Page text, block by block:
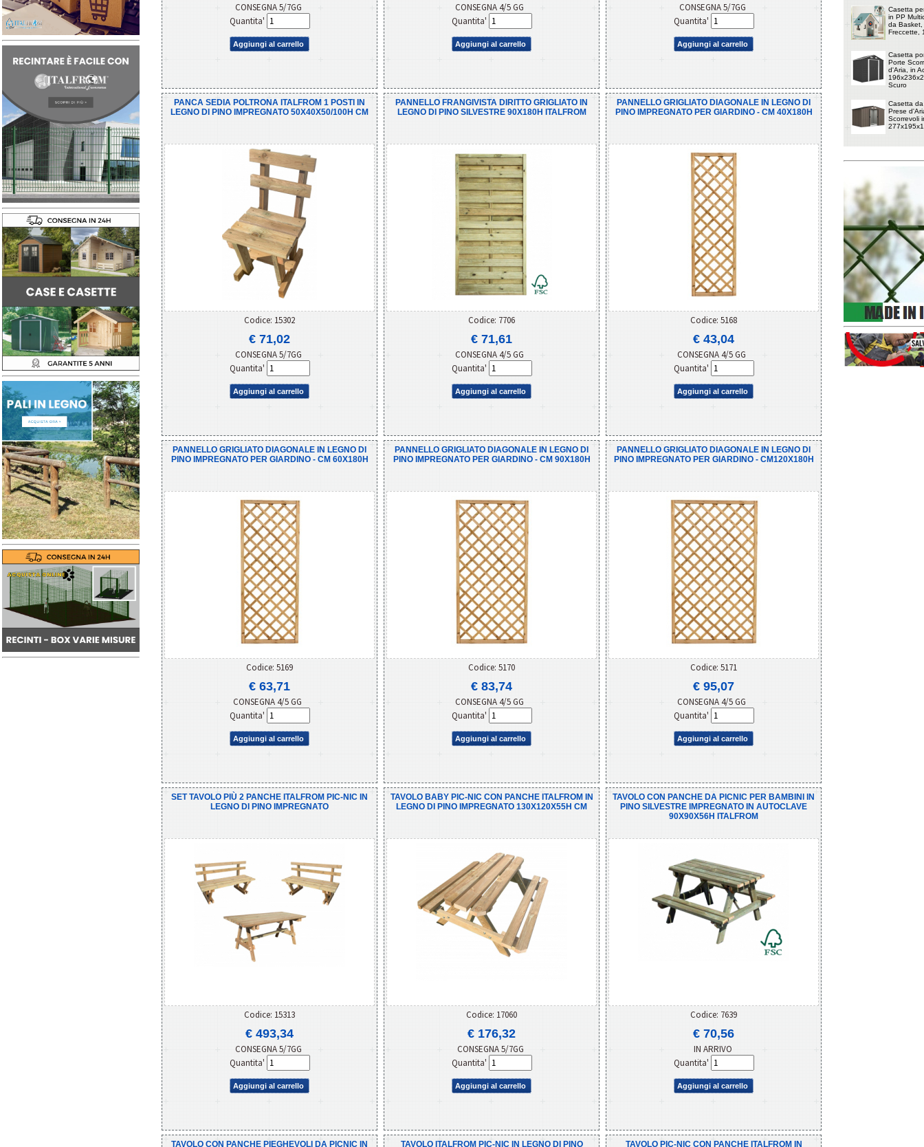
CONSEGNA 5/7GG
Quantita'
Aggiungi al carrello
CONSEGNA 4/5 GG
Quantita'
Aggiungi al carrello
CONSEGNA 5/7GG
Quantita'
Aggiungi al carrello
PANCA SEDIA POLTRONA ITALFROM 1 POSTI IN
LEGNO DI PINO IMPREGNATO 50X40X50/100H CM
Codice: 15302
€ 71,02
CONSEGNA 5/7GG
Quantita'
Aggiungi al carrello
PANNELLO FRANGIVISTA DIRITTO GRIGLIATO IN
LEGNO DI PINO SILVESTRE 90X180H ITALFROM
Codice: 7706
€ 71,61
CONSEGNA 4/5 GG
Quantita'
Aggiungi al carrello
PANNELLO GRIGLIATO DIAGONALE IN LEGNO DI
PINO IMPREGNATO PER GIARDINO - CM 40X180H
Codice: 5168
€ 43,04
CONSEGNA 4/5 GG
Quantita'
Aggiungi al carrello
PANNELLO GRIGLIATO DIAGONALE IN LEGNO DI
PINO IMPREGNATO PER GIARDINO - CM 60X180H
Codice: 5169
€ 63,71
CONSEGNA 4/5 GG
Quantita'
Aggiungi al carrello
PANNELLO GRIGLIATO DIAGONALE IN LEGNO DI
PINO IMPREGNATO PER GIARDINO - CM 90X180H
Codice: 5170
€ 83,74
CONSEGNA 4/5 GG
Quantita'
Aggiungi al carrello
PANNELLO GRIGLIATO DIAGONALE IN LEGNO DI
PINO IMPREGNATO PER GIARDINO - CM120X180H
Codice: 5171
€ 95,07
CONSEGNA 4/5 GG
Quantita'
Aggiungi al carrello
SET TAVOLO PIÙ 2 PANCHE ITALFROM PIC-NIC IN
LEGNO DI PINO IMPREGNATO
Codice: 15313
€ 493,34
CONSEGNA 5/7GG
Quantita'
Aggiungi al carrello
TAVOLO BABY PIC-NIC CON PANCHE ITALFROM IN
LEGNO DI PINO IMPREGNATO 130X120X55H CM
Codice: 17060
€ 176,32
CONSEGNA 5/7GG
Quantita'
Aggiungi al carrello
TAVOLO CON PANCHE DA PICNIC PER BAMBINI IN
PINO SILVESTRE IMPREGNATO IN AUTOCLAVE
90X90X56H ITALFROM
Codice: 7639
€ 70,56
IN ARRIVO
Quantita'
Aggiungi al carrello
TAVOLO CON PANCHE PIEGHEVOLI DA PICNIC IN TAVOLO ITALFROM PIC-NIC IN LEGNO DI PINO TAVOLO PIC-NIC CON PANCHE ITALFROM IN
Casetta
in PP
da Basket,
Freccette,
Casetta
Porte
d'Aria, in
Scuro
Casetta
Prese
Scorrevoli